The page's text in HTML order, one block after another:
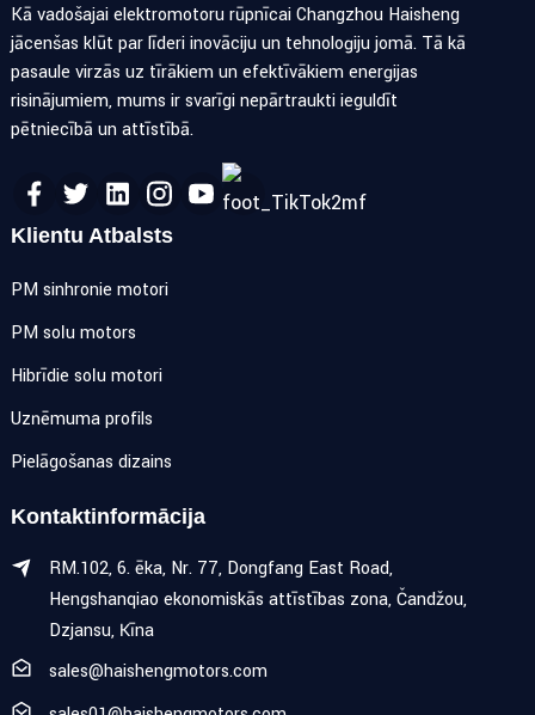
Kā vadošajai elektromotoru rūpnīcai Changzhou Haisheng
jācenšas kļūt par līderi inovāciju un tehnoloģiju jomā. Tā kā
pasaule virzās uz tīrākiem un efektīvākiem enerģijas
risinājumiem, mums ir svarīgi nepārtraukti ieguldīt
pētniecībā un attīstībā.
Klientu Atbalsts
PM sinhronie motori
PM soļu motors
Hibrīdie soļu motori
Uzņēmuma profils
Pielāgošanas dizains
Kontaktinformācija
RM.102, 6. ēka, Nr. 77, Dongfang East Road,
Hengshanqiao ekonomiskās attīstības zona, Čandžou,
Dzjansu, Ķīna
sales@haishengmotors.com